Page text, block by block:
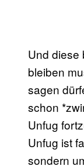
Und diese
bleiben
sagen
schon
Unfug
Unfug ist
sondern